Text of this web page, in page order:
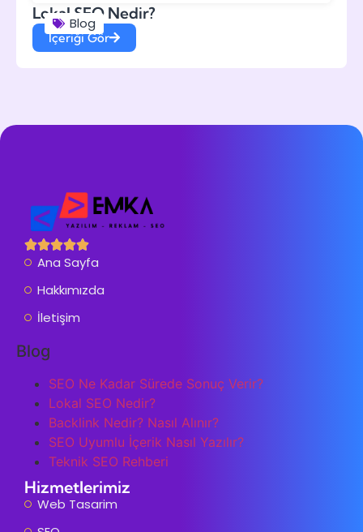
Lokal SEO Nedir?
İçeriği Gör
Blog
Ana Sayfa
Hakkımızda
İletişim
Blog
SEO Ne Kadar Sürede Sonuç Verir?
Lokal SEO Nedir?
Backlink Nedir? Nasıl Alınır?
SEO Uyumlu İçerik Nasıl Yazılır?
Teknik SEO Rehberi
Hizmetlerimiz
Web Tasarim